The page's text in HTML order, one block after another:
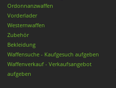
Ordonnanzwaffen
Vorderlader
Westernwaffen
Zubehör
Bekleidung
Waffensuche - Kaufgesuch aufgeben
Waffenverkauf - Verkaufsangebot
aufgeben